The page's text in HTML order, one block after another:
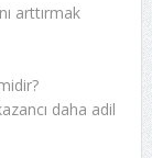
arttırmak
daha adil